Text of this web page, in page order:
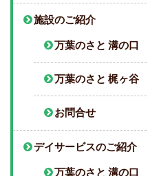
施設のご紹介
万葉のさと 溝の口
万葉のさと 梶ヶ谷
お問合せ
デイサービスのご紹介
万葉のさと 溝の口